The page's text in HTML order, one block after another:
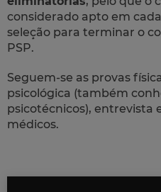
considerado apto em
seleção para terminar o
PSP.
Seguem-se as provas
psicológica (também
psicotécnicos), entrevista
médicos.